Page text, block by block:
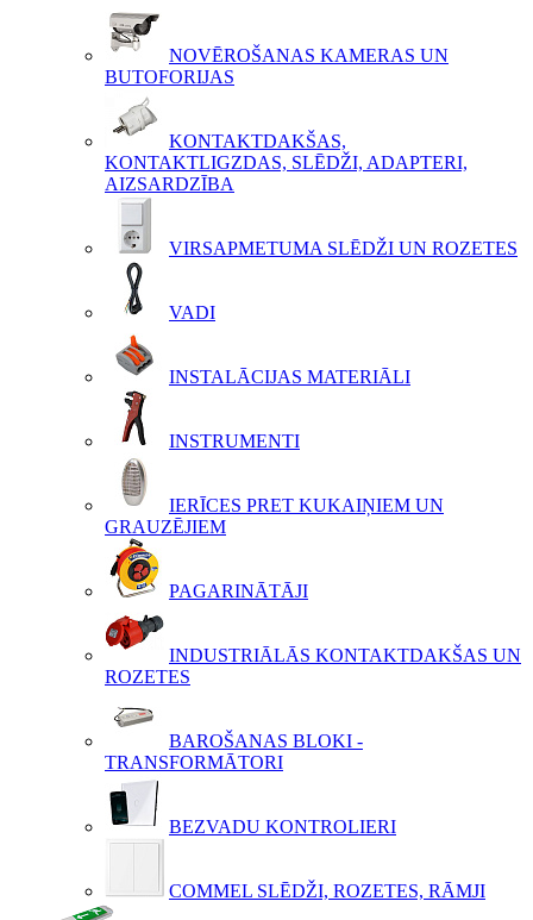
NOVĒROŠANAS KAMERAS UN
BUTOFORIJAS
KONTAKTDAKŠAS,
KONTAKTLIGZDAS, SLĒDŽI, ADAPTERI,
AIZSARDZĪBA
VIRSAPMETUMA SLĒDŽI UN ROZETES
VADI
INSTALĀCIJAS MATERIĀLI
INSTRUMENTI
IERĪCES PRET KUKAIŅIEM UN
GRAUZĒJIEM
PAGARINĀTĀJI
INDUSTRIĀLĀS KONTAKTDAKŠAS UN
ROZETES
BAROŠANAS BLOKI -
TRANSFORMĀTORI
BEZVADU KONTROLIERI
COMMEL SLĒDŽI, ROZETES, RĀMJI